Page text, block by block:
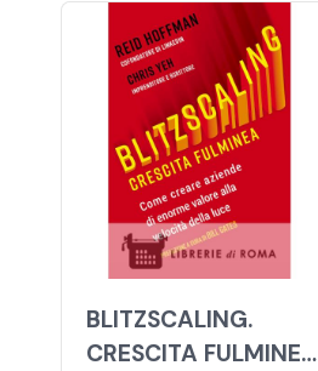
BLITZSCALING.
CRESCITA FULMINEA.